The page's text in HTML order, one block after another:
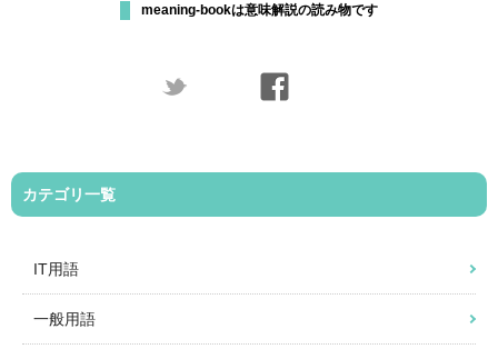
meaning-bookは意味解説の読み物です
カテゴリ一覧
IT用語
一般用語